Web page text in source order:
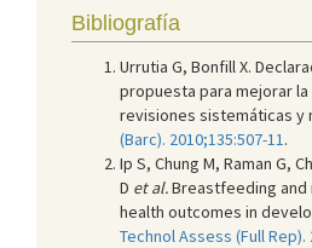
Bibliografía
Urrutia G, Bonfill X.
propuesta para mejorar
revisiones sistemáticas y
(Barc). 2010;135:507-11 .
Ip S, Chung M, Raman G,
D et al.Breastfeeding and
health outcomes in
Technol Assess (Full Rep).